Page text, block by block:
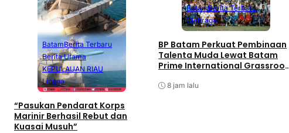
BatamBerita Terbaru
Berita Utama
KEPULAUAN RIAU
Lingga
“Pasukan Pendarat Korps
Marinir Berhasil Rebut dan
Kuasai Musuh”
BatamBerita Terbaru
Olahraga
BP Batam Perkuat Pembinaan
Talenta Muda Lewat Batam
Prime International Grassroot
8 jam lalu